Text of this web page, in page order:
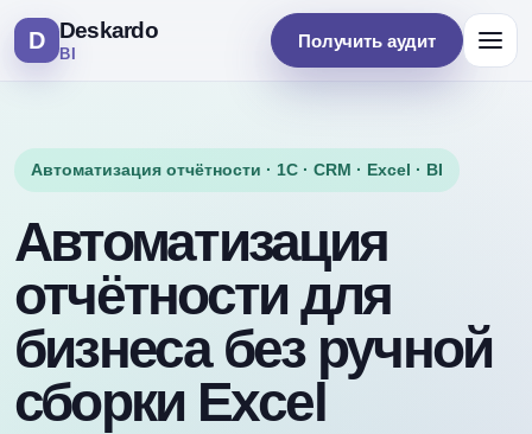
D Deskardo
BI
Получить аудит
Автоматизация отчётности · 1С · CRM · Excel · BI
Автоматизация
отчётности для
бизнеса без ручной
сборки Excel